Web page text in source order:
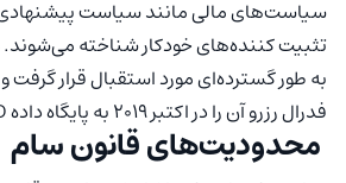
تثبیت کننده‌های خودکار شناخته
به طور گسترده‌ای مورد استقبال قرار
فدرال رزرو آن را در اکتبر 2019 به پایگاه داده FRED اضافه کرد.
محدودیت‌های قانون سام